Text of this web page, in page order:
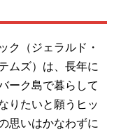
ク（ジェラルド・
ムズ）は、長年に
ーク島で暮らして
りたいと願うヒッ
思いはかなわずに